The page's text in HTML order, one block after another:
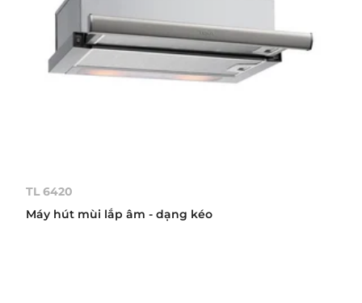
TL 6420
Máy hút mùi lắp âm - dạng kéo